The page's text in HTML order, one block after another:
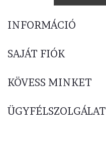
INFORMÁCIÓ
SAJÁT FIÓK
KÖVESS MINKET
ÜGYFÉLSZOLGÁLAT